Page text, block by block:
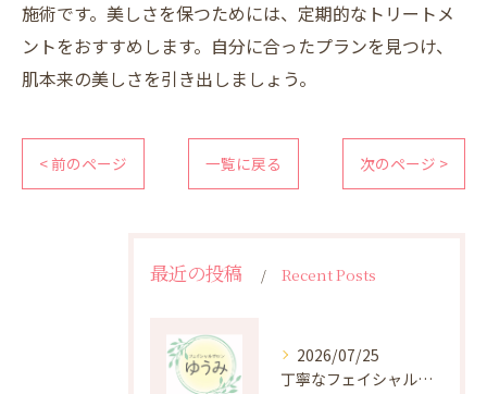
施術です。美しさを保つためには、定期的なトリートメ
ントをおすすめします。自分に合ったプランを見つけ、
肌本来の美しさを引き出しましょう。
< 前のページ 一覧に戻る 次のページ >
最近の投稿 Recent Posts
2026/07/25
丁寧なフェイシャルケアがもたらす肌悩み改善の秘密